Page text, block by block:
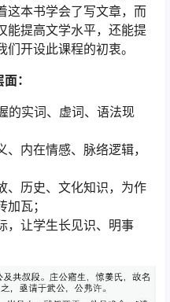
这本书学会了写文章，而
能提高文学水平，还能提
开设此课程的初衷。
：
的实词、虚词、语法现
内在情感、脉络逻辑，
、历史、文化知识，为作
瓦；
，让学生长见识、明事